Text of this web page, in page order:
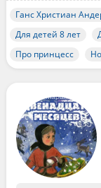
Ганс Христиан
Для детей 8 лет
Про принцесс